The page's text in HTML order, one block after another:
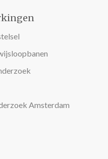
Amsterdam